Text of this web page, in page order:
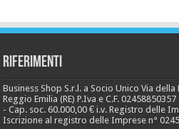
Riferimenti
Business Shop S.r.l. a Socio Unico Via
Reggio Emilia (RE) P.Iva e C.F.
- Cap. soc. 60.000,00 € i.v. Registro delle
Iscrizione al registro delle Imprese n°